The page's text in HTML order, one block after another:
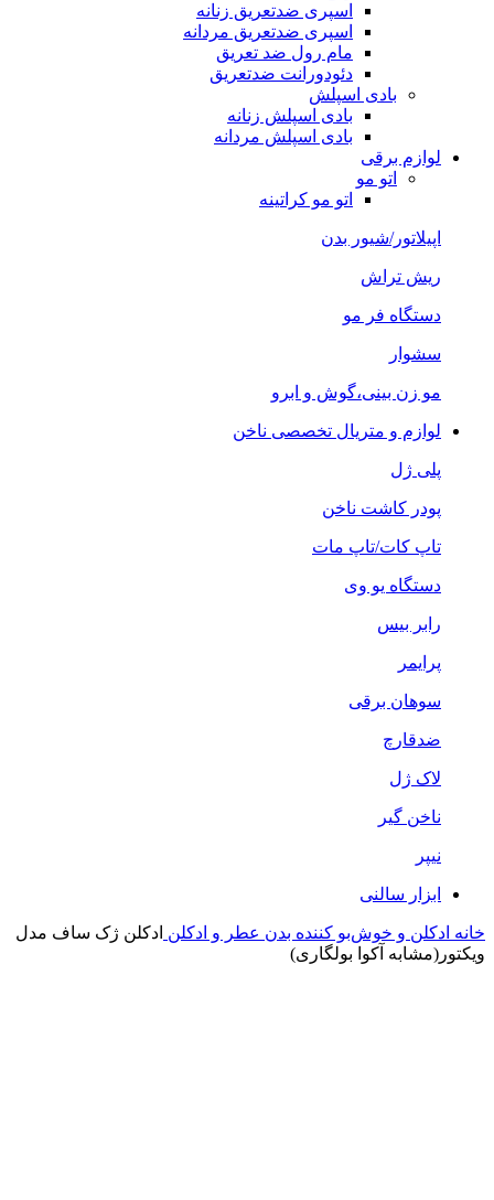
اسپری ضدتعریق زنانه
اسپری ضدتعریق مردانه
مام رول ضد تعریق
دئودورانت ضدتعریق
بادی اسپلش
بادی اسپلش زنانه
بادی اسپلش مردانه
لوازم برقی
اتو مو
اتو مو کراتینه
اپیلاتور/شیور بدن
ریش تراش
دستگاه فر مو
سشوار
مو زن بینی،گوش و ابرو
لوازم و متریال تخصصی ناخن
پلی ژل
پودر کاشت ناخن
تاپ کات/تاپ مات
دستگاه یو وی
رابر بیس
پرایمر
سوهان برقی
ضدقارچ
لاک ژل
ناخن گیر
نیپر
ابزار سالنی
خانه ادکلن و خوش‌بو کننده بدن عطر و ادکلن ادکلن ژک ساف مدل
ویکتور(مشابه آکوا بولگاری)